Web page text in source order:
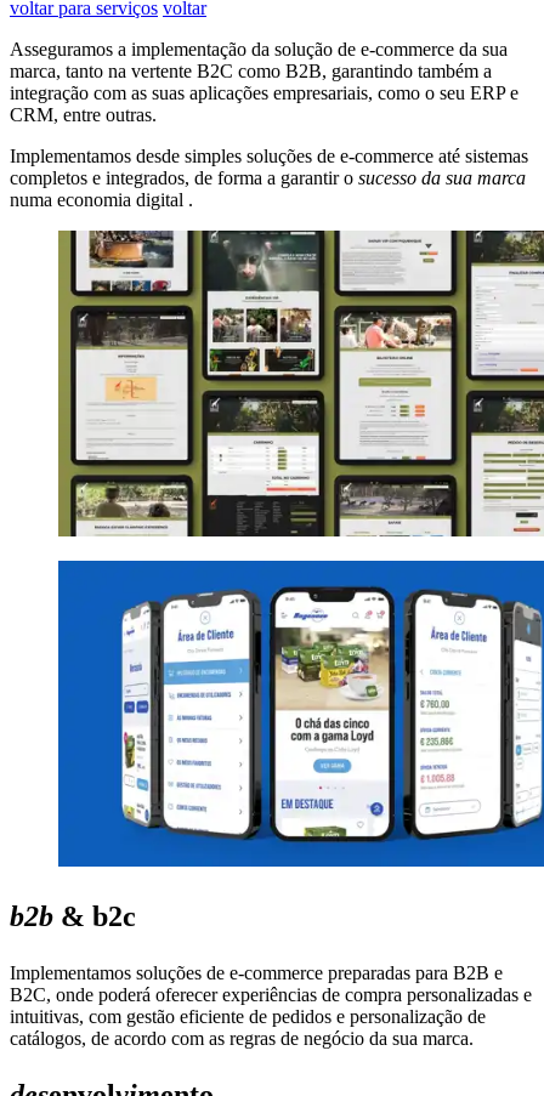
voltar para serviços voltar
Asseguramos a implementação da solução de e-commerce da sua
marca, tanto na vertente B2C como B2B, garantindo também a
integração com as suas aplicações empresariais, como o seu ERP e
CRM, entre outras.
Implementamos desde simples soluções de e-commerce até sistemas
completos e integrados, de forma a garantir o sucesso da sua marca
numa economia digital .
b2b & b2c
Implementamos soluções de e-commerce preparadas para B2B e
B2C, onde poderá oferecer experiências de compra personalizadas e
intuitivas, com gestão eficiente de pedidos e personalização de
catálogos, de acordo com as regras de negócio da sua marca.